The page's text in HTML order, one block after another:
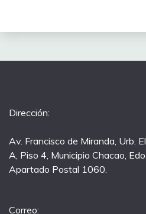
Dirección:
Av. Francisco de Miranda, Urb.
A, Piso 4, Municipio Chacao,
Apartado Postal 1060.
Correo: